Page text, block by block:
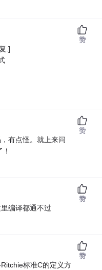
:]
赞
有点怪。就上来问
赞
编译都通不过
赞
标准C的定义方
赞